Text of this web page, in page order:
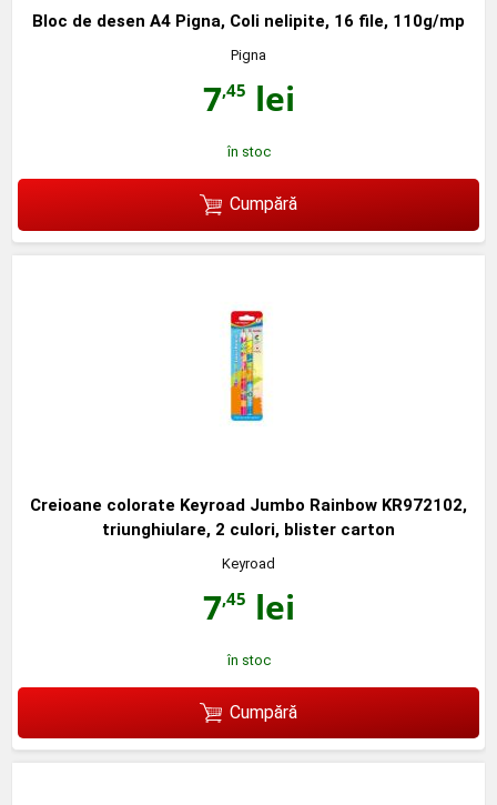
Bloc de desen A4 Pigna, Coli nelipite, 16 file, 110g/mp
Pigna
7,45 lei
în stoc
Cumpără
Creioane colorate Keyroad Jumbo Rainbow KR972102,
triunghiulare, 2 culori, blister carton
Keyroad
7,45 lei
în stoc
Cumpără